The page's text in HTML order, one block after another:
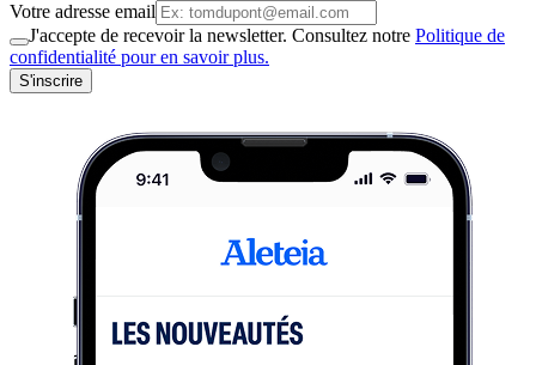
Votre adresse email
J'accepte de recevoir la newsletter. Consultez notre Politique de
confidentialité pour en savoir plus.
S'inscrire